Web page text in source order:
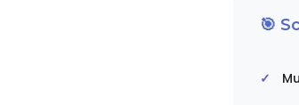
🎯